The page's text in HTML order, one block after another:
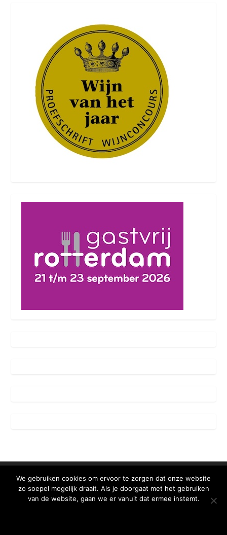
Contact
We gebruiken cookies om ervoor te zorgen dat onze website
zo soepel mogelijk draait. Als je doorgaat met het gebruiken
van de website, gaan we er vanuit dat ermee instemt.